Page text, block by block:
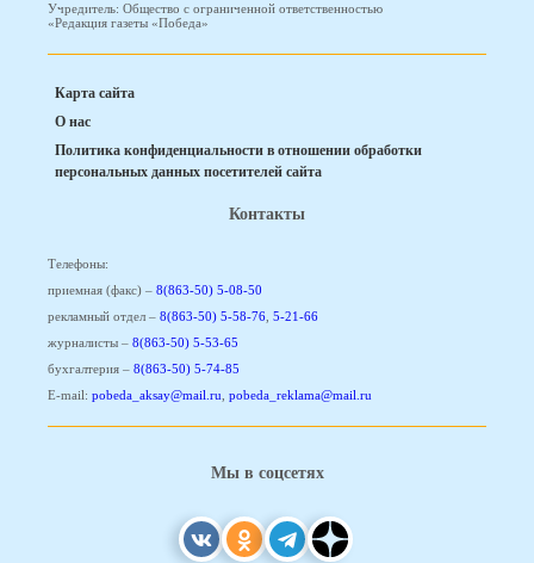
Учредитель: Общество с ограниченной ответственностью
«Редакция газеты «Победа»
Карта сайта
О нас
Политика конфиденциальности в отношении обработки
персональных данных посетителей сайта
Контакты
Телефоны:
приемная (факс) – 8(863-50) 5-08-50
рекламный отдел – 8(863-50) 5-58-76, 5-21-66
журналисты – 8(863-50) 5-53-65
бухгалтерия – 8(863-50) 5-74-85
E-mail: pobeda_aksay@mail.ru, pobeda_reklama@mail.ru
Мы в соцсетях